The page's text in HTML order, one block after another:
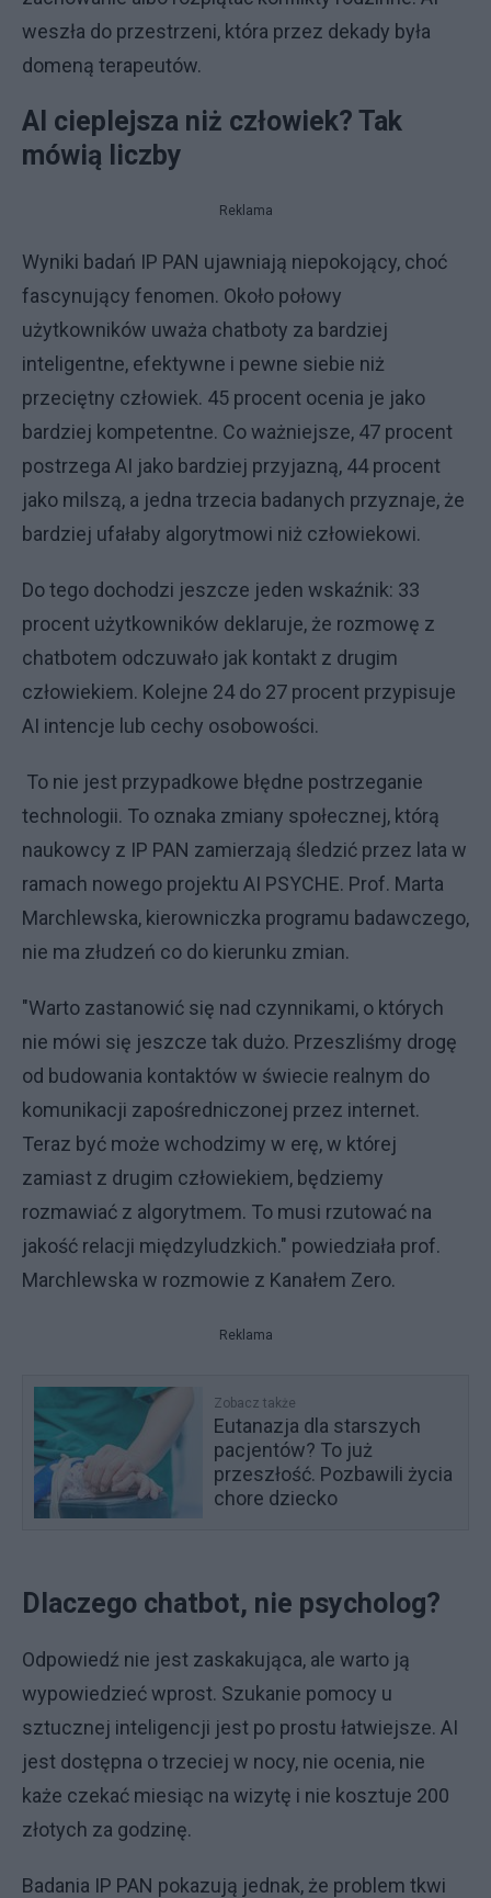
weszła do przestrzeni, która przez dekady była
domeną terapeutów.
AI cieplejsza niż człowiek? Tak
mówią liczby
Reklama
Wyniki badań IP PAN ujawniają niepokojący, choć
fascynujący fenomen. Około połowy
użytkowników uważa chatboty za bardziej
inteligentne, efektywne i pewne siebie niż
przeciętny człowiek. 45 procent ocenia je jako
bardziej kompetentne. Co ważniejsze, 47 procent
postrzega AI jako bardziej przyjazną, 44 procent
jako milszą, a jedna trzecia badanych przyznaje, że
bardziej ufałaby algorytmowi niż człowiekowi.
Do tego dochodzi jeszcze jeden wskaźnik: 33
procent użytkowników deklaruje, że rozmowę z
chatbotem odczuwało jak kontakt z drugim
człowiekiem. Kolejne 24 do 27 procent przypisuje
AI intencje lub cechy osobowości.
To nie jest przypadkowe błędne postrzeganie
technologii. To oznaka zmiany społecznej, którą
naukowcy z IP PAN zamierzają śledzić przez lata w
ramach nowego projektu AI PSYCHE. Prof. Marta
Marchlewska, kierowniczka programu badawczego,
nie ma złudzeń co do kierunku zmian.
"Warto zastanowić się nad czynnikami, o których
nie mówi się jeszcze tak dużo. Przeszliśmy drogę
od budowania kontaktów w świecie realnym do
komunikacji zapośredniczonej przez internet.
Teraz być może wchodzimy w erę, w której
zamiast z drugim człowiekiem, będziemy
rozmawiać z algorytmem. To musi rzutować na
jakość relacji międzyludzkich." powiedziała prof.
Marchlewska w rozmowie z Kanałem Zero.
Reklama
Zobacz także
Eutanazja dla starszych
pacjentów? To już
przeszłość. Pozbawili życia
chore dziecko
Dlaczego chatbot, nie psycholog?
Odpowiedź nie jest zaskakująca, ale warto ją
wypowiedzieć wprost. Szukanie pomocy u
sztucznej inteligencji jest po prostu łatwiejsze. AI
jest dostępna o trzeciej w nocy, nie ocenia, nie
każe czekać miesiąc na wizytę i nie kosztuje 200
złotych za godzinę.
Badania IP PAN pokazują jednak, że problem tkwi